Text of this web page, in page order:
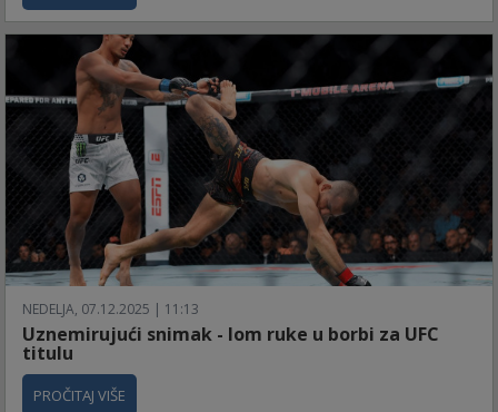
NEDELJA, 07.12.2025 | 11:13
Uznemirujući snimak - lom ruke u borbi za UFC
titulu
PROČITAJ VIŠE